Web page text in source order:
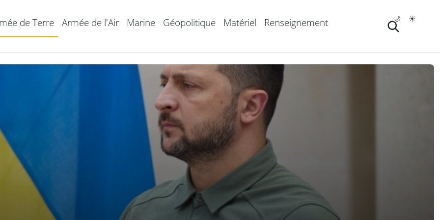
de Terre Armée de l'Air Marine Géopolitique Matériel Renseignement ☀️
🌙